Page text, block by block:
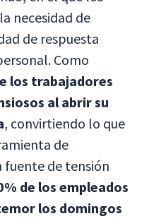
necesidad de
de respuesta
Como
los trabajadores
al abrir su
, convirtiendo lo que
de
fuente de tensión
de los empleados
los domingos